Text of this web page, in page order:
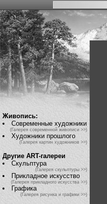
Живопись:
Современные художники
(Галерея современной живописи >>)
Художники прошлого
(Галерея картин художников >>)
Другие ART-галереи
Скульптура
(Галерея скульптуры >>)
Прикладное искусство
(Галерея прикладного искусства >>)
Графика
(Галерея рисунка и графики >>)